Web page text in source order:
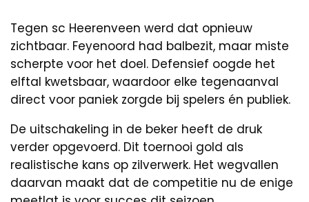
Tegen sc Heerenveen werd dat opnieuw
zichtbaar. Feyenoord had balbezit, maar miste
scherpte voor het doel. Defensief oogde het
elftal kwetsbaar, waardoor elke tegenaanval
direct voor paniek zorgde bij spelers én publiek.
De uitschakeling in de beker heeft de druk
verder opgevoerd. Dit toernooi gold als
realistische kans op zilverwerk. Het wegvallen
daarvan maakt dat de competitie nu de enige